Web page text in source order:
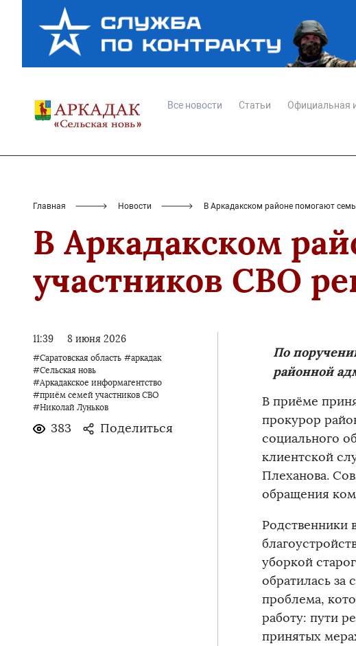
Все новости Статьи Официальная
Главная Новости В Аркадакском районе помогают
В Аркадакском
участников СВО
11:39 8 июня 2026
#Саратовская область #аркадак
#Сельская новь
#Аркадакское информагентство
#приём семей участников СВО
#Николай Луньков
383 Поделиться
По
районной
В приёме
прокурор
социального
клиентской
Плеханова.
обращения
Родственники
уборкой
обратилась за
проблема,
работу: пути
принятых